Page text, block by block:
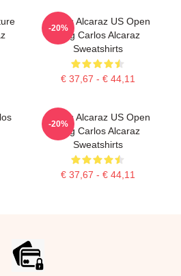
Carlos Alcaraz US Open
King Carlos Alcaraz
Sweatshirts
€ 37,67 - € 44,11
-20%
Carlos Alcaraz US Open
King Carlos Alcaraz
Sweatshirts
€ 37,67 - € 44,11
-20%